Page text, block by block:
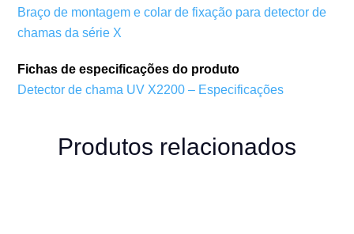
Braço de montagem e colar de fixação para detector de
chamas da série X
Fichas de especificações do produto
Detector de chama UV X2200 – Especificações
Produtos relacionados